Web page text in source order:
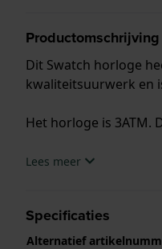
Productomschrijving
Dit Swatch horloge
kwaliteitsuurwerk en
Het horloge is
.Lees meer
Specificaties
Alternatief